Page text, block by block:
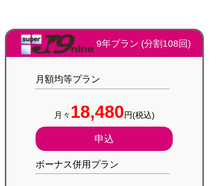
9年プラン (分割108回)
月額均等プラン
月々 18,480円(税込)
申込
ボーナス併用プラン